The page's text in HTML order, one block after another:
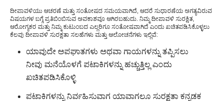
ದೀಪಾವಳಿಯು ಆಚರಣೆ ಮತ್ತು ಸಂತೋಷದ ಸಮಯವಾಗಿದೆ, ಆದರೆ ಸುಧಾರಣೆಯ ಅಗತ್ಯವಿರುವ
ವಿಷಯಗಳ ಬಗ್ಗೆ ಪ್ರತಿಬಿಂಬಿಸುವ ಅವಕಾಶವೂ ಆಗಿರಬಹುದು. ನಿಮ್ಮ ದೀಪಾವಳಿ ಸುರಕ್ಷಿತ,
ಆರೋಗ್ಯಕರ ಮತ್ತು ನಿಮ್ಮ ಕುಟುಂಬದ ಎಲ್ಲರಿಗೂ ಸಂತೋಷವಾಗಿದೆ ಎಂದು ಖಚಿತಪಡಿಸಿಕೊಳ್ಳಲು
ಕೆಲವು ದೀಪಾವಳಿ ಸುರಕ್ಷತಾ ಸಲಹೆಗಳು ಮತ್ತು ಆಲೋಚನೆಗಳು ಇಲ್ಲಿವೆ:
ಯಾವುದೇ ಅಪಘಾತಗಳು ಅಥವಾ ಗಾಯಗಳನ್ನು ತಪ್ಪಿಸಲು
ನೀವು ಮನೆಯೊಳಗೆ ಪಟಾಕಿಗಳನ್ನು ಹಚ್ಚುತ್ತಿಲ್ಲ ಎಂದು
ಖಚಿತಪಡಿಸಿಕೊಳ್ಳಿ
ಪಟಾಕಿಗಳನ್ನು ನಿರ್ವಹಿಸುವಾಗ ಯಾವಾಗಲೂ ಸುರಕ್ಷತಾ ಕನ್ನಡಕ